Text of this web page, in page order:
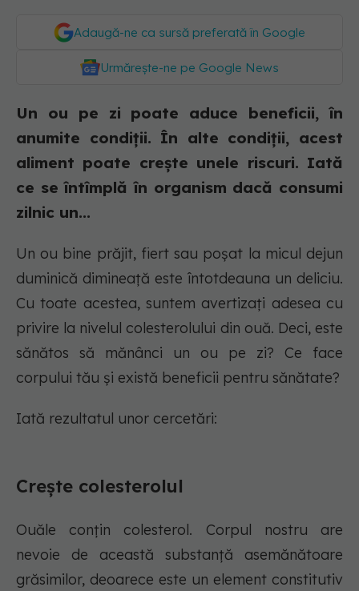
Adaugă-ne ca sursă preferată în Google
Urmărește-ne pe Google News
Un ou pe zi poate aduce beneficii, în
anumite condiții. În alte condiții, acest
aliment poate crește unele riscuri. Iată
ce se întîmplă în organism dacă consumi
zilnic un...
Un ou bine prăjit, fiert sau poșat la micul dejun
duminică dimineață este întotdeauna un deliciu.
Cu toate acestea, suntem avertizați adesea cu
privire la nivelul colesterolului din ouă. Deci, este
sănătos să mănânci un ou pe zi? Ce face
corpului tău și există beneficii pentru sănătate?
Iată rezultatul unor cercetări:
Crește colesterolul
Ouăle conțin colesterol. Corpul nostru are
nevoie de această substanță asemănătoare
grăsimilor, deoarece este un element constitutiv